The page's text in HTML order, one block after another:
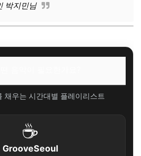
박지민님
채우는 시간대별 플레이리스트
☕
GrooveSeoul